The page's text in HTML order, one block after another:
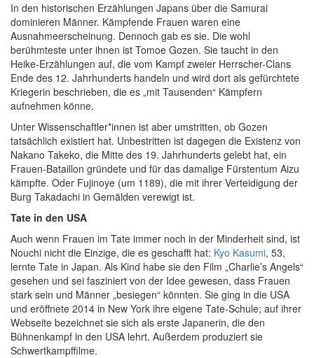
In den historischen Erzählungen Japans über die Samurai
dominieren Männer. Kämpfende Frauen waren eine
Ausnahmeerscheinung. Dennoch gab es sie. Die wohl
berühmteste unter ihnen ist Tomoe Gozen. Sie taucht in den
Heike-Erzählungen auf, die vom Kampf zweier Herrscher-Clans
Ende des 12. Jahrhunderts handeln und wird dort als gefürchtete
Kriegerin beschrieben, die es „mit Tausenden“ Kämpfern
aufnehmen könne.
Unter Wissenschaftler*innen ist aber umstritten, ob Gozen
tatsächlich existiert hat. Unbestritten ist dagegen die Existenz von
Nakano Takeko, die Mitte des 19. Jahrhunderts gelebt hat, ein
Frauen-Bataillon gründete und für das damalige Fürstentum Aizu
kämpfte. Oder Fujinoye (um 1189), die mit ihrer Verteidigung der
Burg Takadachi in Gemälden verewigt ist.
Tate in den USA
Auch wenn Frauen im Tate immer noch in der Minderheit sind, ist
Nouchi nicht die Einzige, die es geschafft hat: Kyo Kasumi, 53,
lernte Tate in Japan. Als Kind habe sie den Film „Charlie’s Angels“
gesehen und sei fasziniert von der Idee gewesen, dass Frauen
stark sein und Männer „besiegen“ könnten. Sie ging in die USA
und eröffnete 2014 in New York ihre eigene Tate-Schule; auf ihrer
Webseite bezeichnet sie sich als erste Japanerin, die den
Bühnenkampf in den USA lehrt. Außerdem produziert sie
Schwertkampffilme.